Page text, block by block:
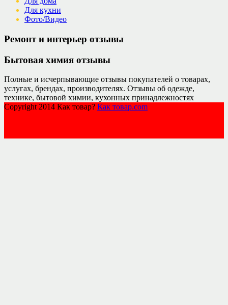
Для кухни
Фото/Видео
Ремонт и интерьер отзывы
Бытовая химия отзывы
Полные и исчерпывающие отзывы покупателей о товарах,
услугах, брендах, производителях. Отзывы об одежде,
технике, бытовой химии, кухонных принадлежностях
Copyright 2014 Как товар? Как товар.com